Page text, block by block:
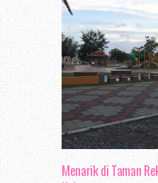
Menarik di Taman